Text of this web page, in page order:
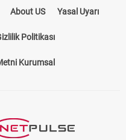
About US Yasal Uyarı
Politikası
Kurumsal